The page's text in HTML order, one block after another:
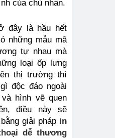
của chủ nhân.
đây là hầu hết
những mẫu mã
tự nhau mà
loại ốp lưng
thị trường thì
độc đáo ngoài
hình vẽ quen
điều này sẽ
giải pháp in
dễ thương